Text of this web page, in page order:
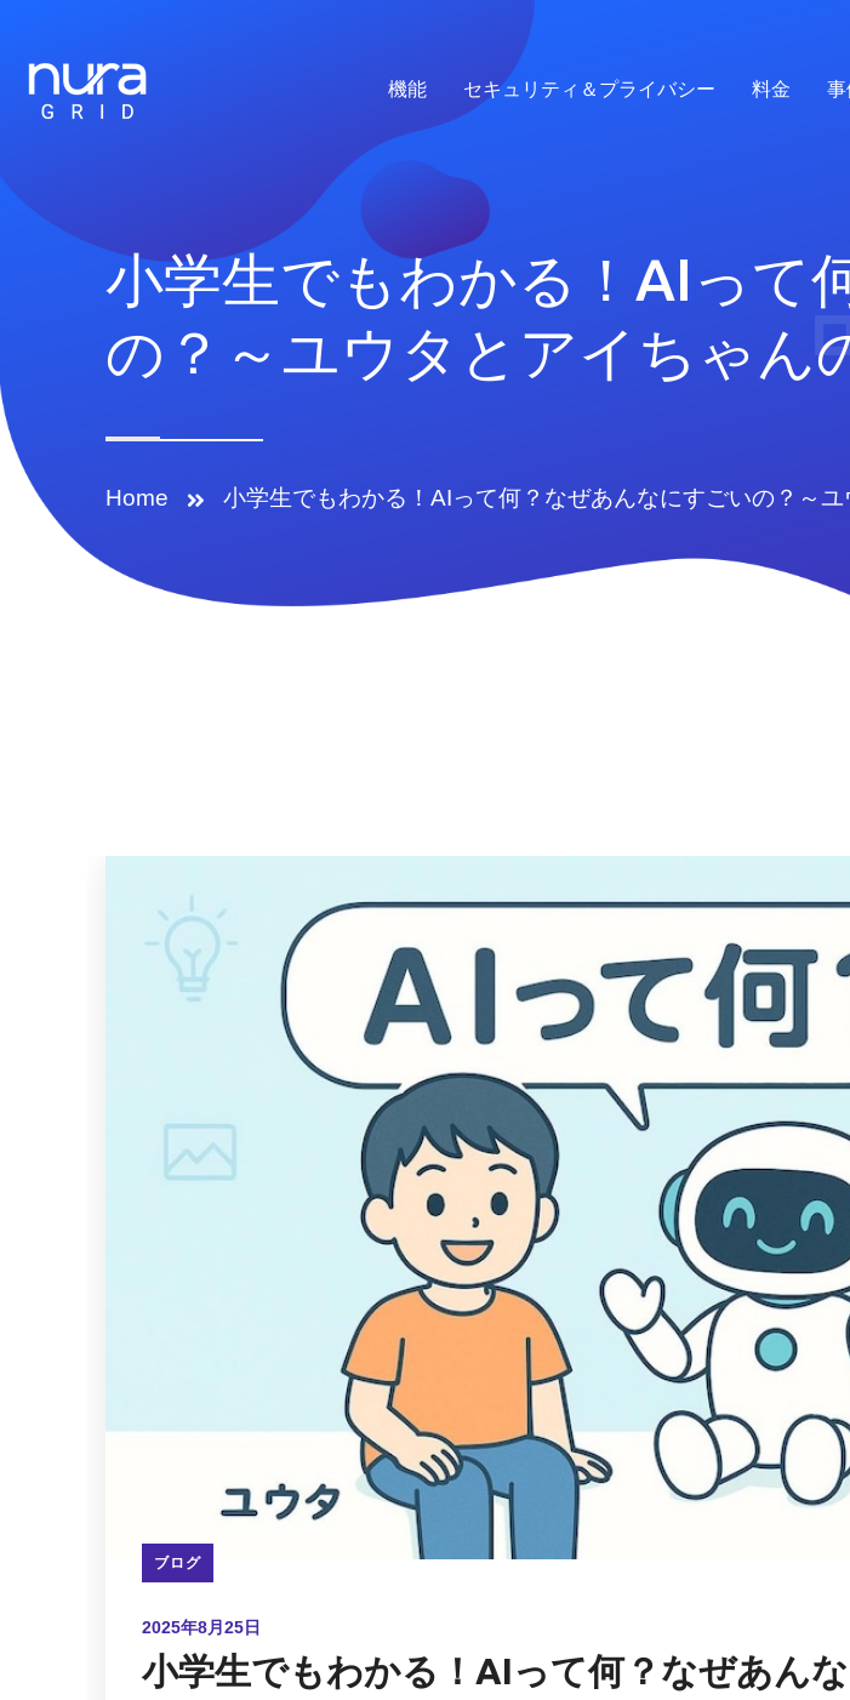
機能 セキュリティ＆プライバシー 料金 事
小学生でもわかる！AIって
の？～ユウタとアイちゃん
Home 小学生でもわかる！AIって何？なぜあんなにすごいの？～
ブログ
2025年8月25日
小学生でもわかる！AIって何？なぜあん